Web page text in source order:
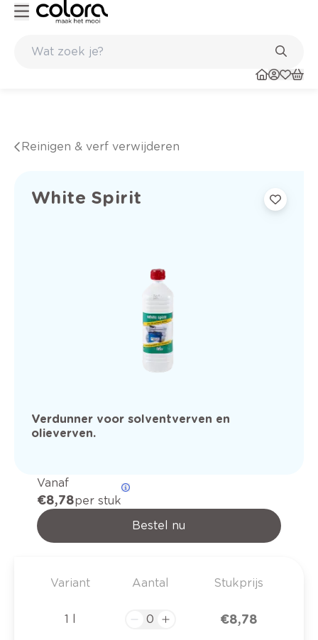
Reinigen & verf verwijderen
White Spirit
Verdunner voor solventverven en
olieverven.
Vanaf
€ 8,78per stuk
Bestel nu
Variant Aantal Stukprijs
1 l € 8,78